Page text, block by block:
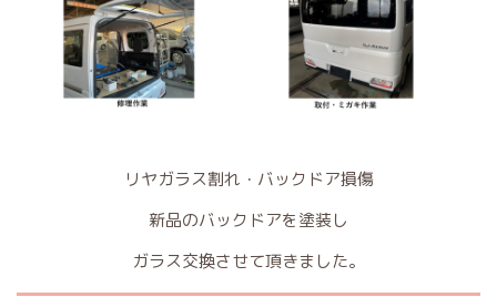
リヤガラス割れ・バックドア損傷
新品のバックドアを塗装し
ガラス交換させて頂きました。